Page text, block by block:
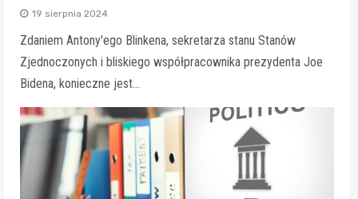
19 sierpnia 2024
Zdaniem Antony'ego Blinkena, sekretarza stanu Stanów
Zjednoczonych i bliskiego współpracownika prezydenta Joe
Bidena, konieczne jest…